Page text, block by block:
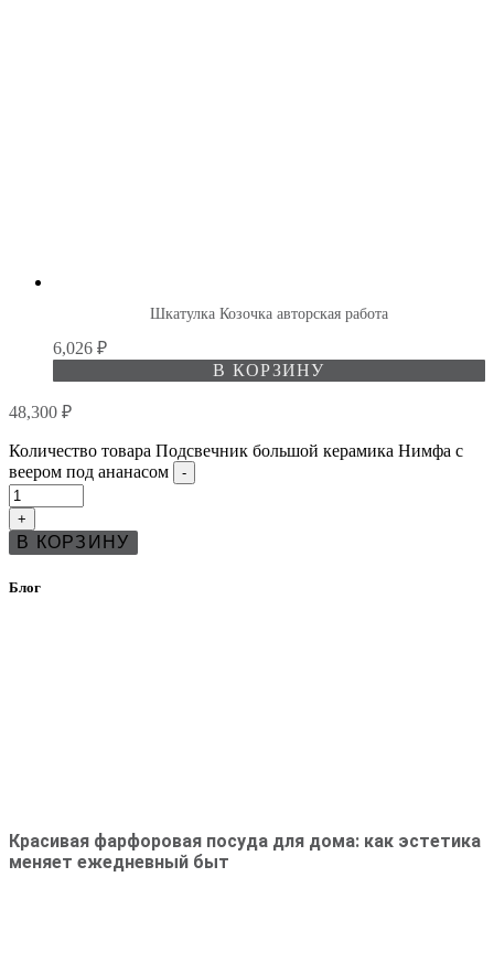
Шкатулка Козочка авторская работа
6,026 ₽
В КОРЗИНУ
48,300 ₽
Количество товара Подсвечник большой керамика Нимфа с
веером под ананасом
-
+
В КОРЗИНУ
Блог
Красивая фарфоровая посуда для дома: как эстетика
меняет ежедневный быт